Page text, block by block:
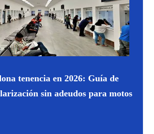
tenencia en 2026: Guía de
sin adeudos para motos